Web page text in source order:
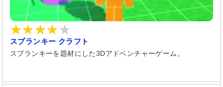
スプランキー クラフト
スプランキーを題材にした3Dアドベンチャーゲーム。